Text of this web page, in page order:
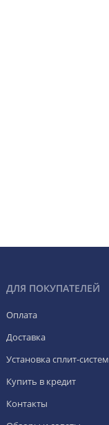
ДЛЯ ПОКУПАТЕЛЕЙ
Оплата
Доставка
Установка сплит-систем
Купить в кредит
Контакты